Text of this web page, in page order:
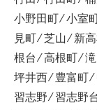
小野田町 ⁄ 小室
見町 ⁄ 芝山 ⁄ 新
根台 ⁄ 高根町 ⁄
坪井西 ⁄ 豊富町 ⁄
習志野 ⁄ 習志野